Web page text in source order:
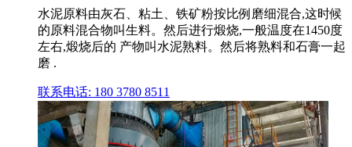
水泥原料由灰石、粘土、铁矿粉按比例磨细混合,这时候
的原料混合物叫生料。然后进行煅烧,一般温度在1450度
左右,煅烧后的 产物叫水泥熟料。然后将熟料和石膏一起
磨 .
联系电话: 180 3780 8511